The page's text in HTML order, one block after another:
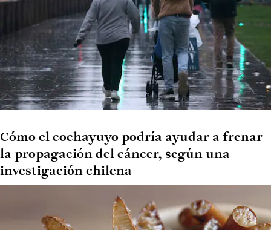
Cómo el cochayuyo podría ayudar a frenar
la propagación del cáncer, según una
investigación chilena